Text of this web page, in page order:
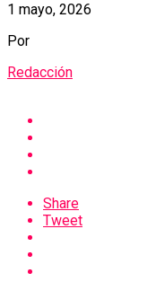
1 mayo, 2026
Por
Redacción
Share
Tweet